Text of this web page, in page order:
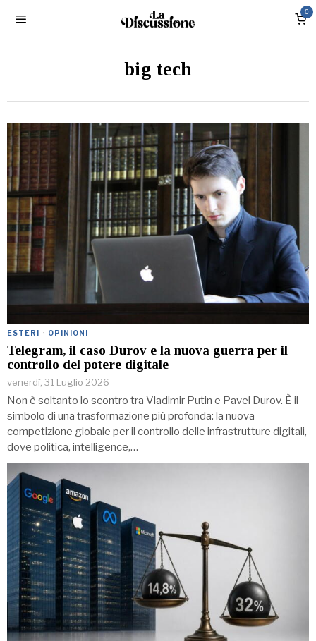
0
big tech
ESTERI · OPINIONI
Telegram, il caso Durov e la nuova guerra per il
controllo del potere digitale
venerdì, 31 Luglio 2026
Non è soltanto lo scontro tra Vladimir Putin e Pavel Durov. È il
simbolo di una trasformazione più profonda: la nuova
competizione globale per il controllo delle infrastrutture digitali,
dove politica, intelligence,…